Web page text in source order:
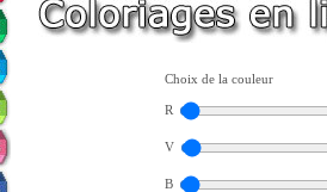
Choix de la couleur
R
V
B